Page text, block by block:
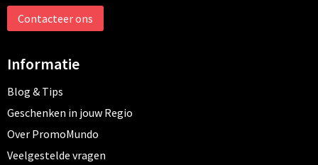
Contacteer ons
Informatie
Blog & Tips
Geschenken in jouw Regio
Over PromoMundo
Veelgestelde vragen